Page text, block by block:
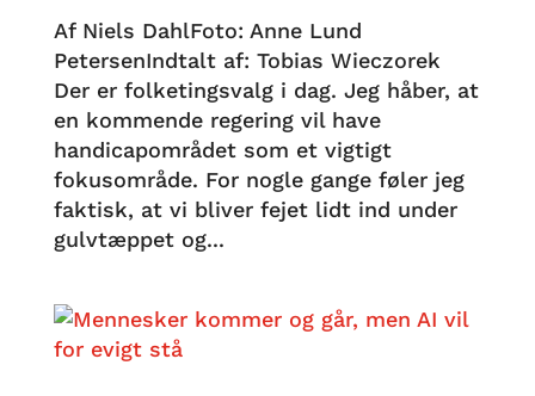
Af Niels DahlFoto: Anne Lund
PetersenIndtalt af: Tobias Wieczorek
Der er folketingsvalg i dag. Jeg håber, at
en kommende regering vil have
handicapområdet som et vigtigt
fokusområde. For nogle gange føler jeg
faktisk, at vi bliver fejet lidt ind under
gulvtæppet og...